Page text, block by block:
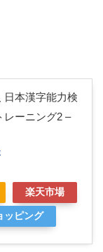
日本漢字能力検
レーニング2 –
楽天市場
ッピング